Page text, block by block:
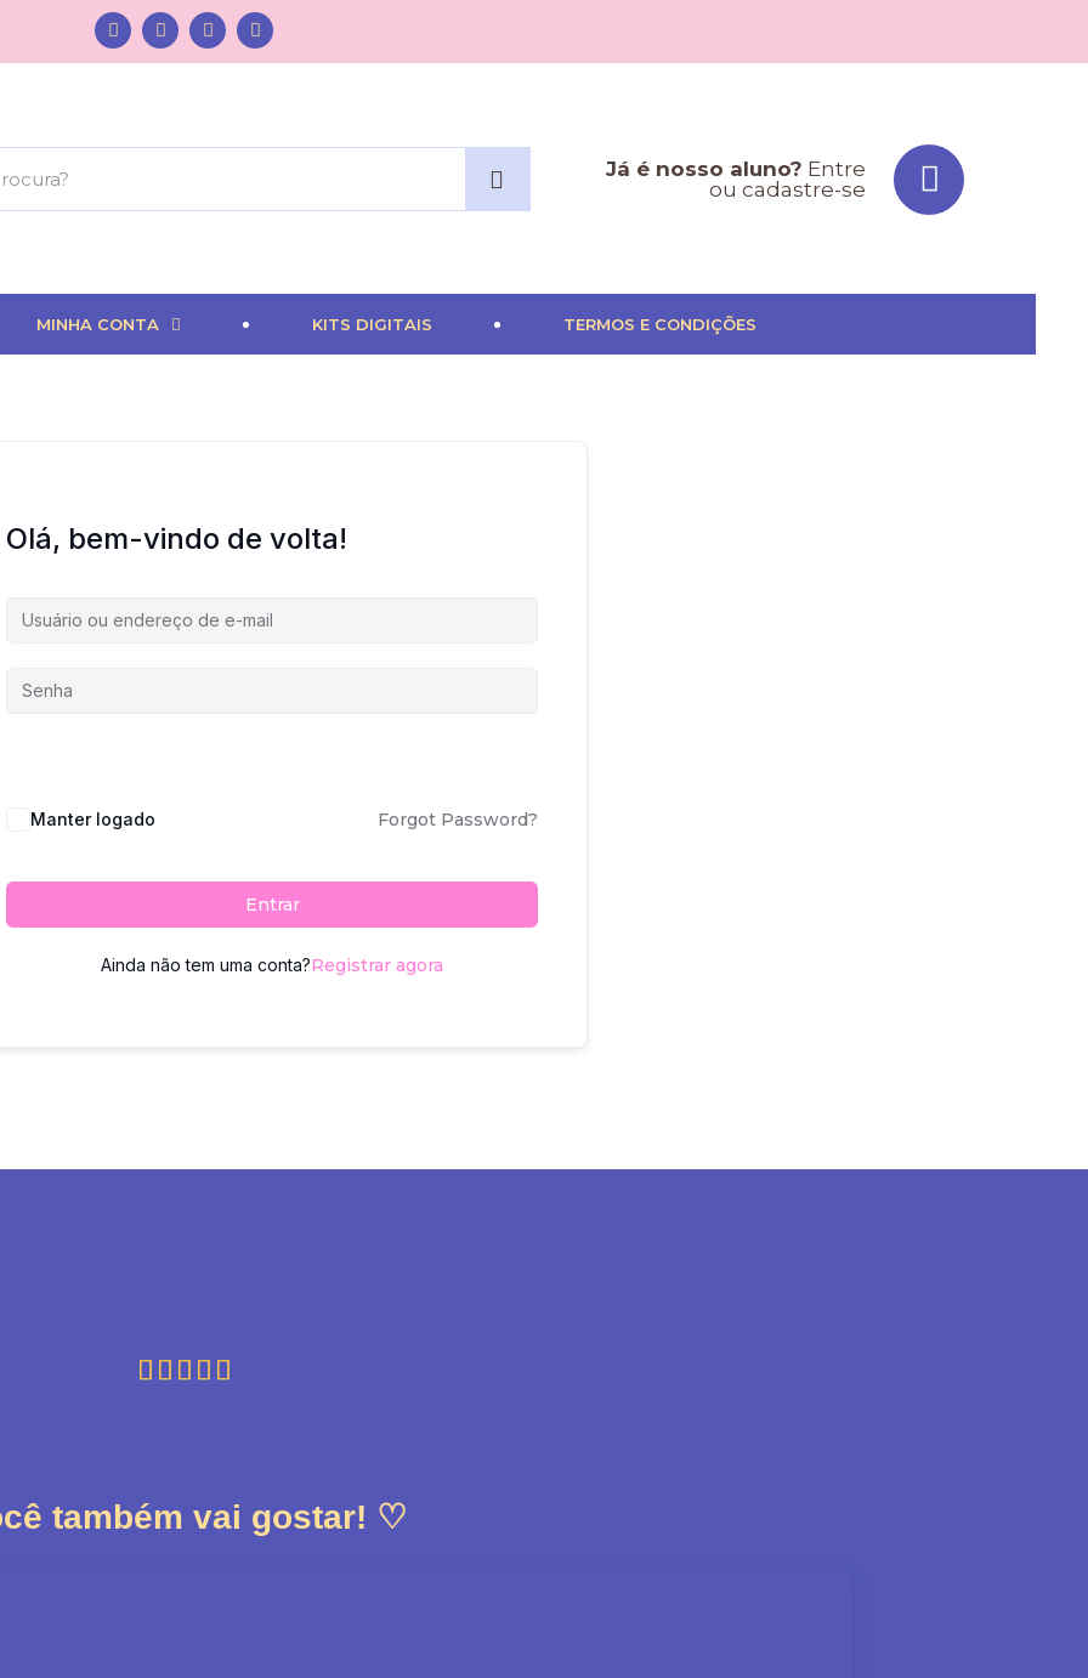
Já é nosso aluno? Entre
ou cadastre-se
MINHA CONTA KITS DIGITAIS TERMOS E CONDIÇÕES
Olá, bem-vindo de volta!
Manter logado Forgot Password?
Entrar
Ainda não tem uma conta?Registrar agora
    
também vai gostar! ♡